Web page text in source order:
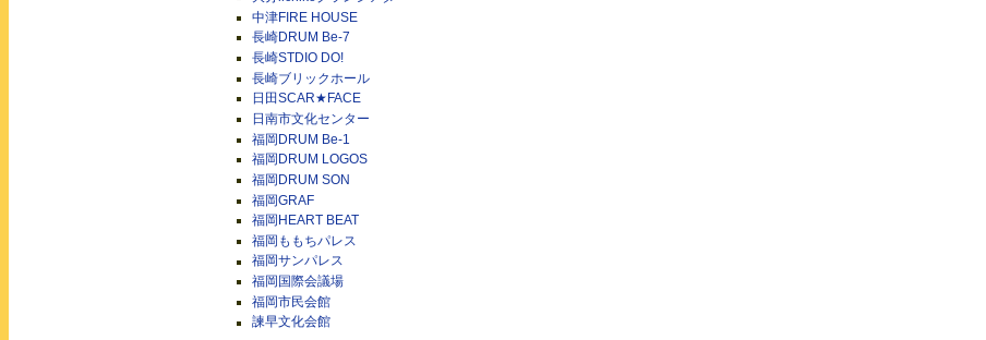
中津FIRE HOUSE
長崎DRUM Be-7
長崎STDIO DO!
長崎ブリックホール
日田SCAR★FACE
日南市文化センター
福岡DRUM Be-1
福岡DRUM LOGOS
福岡DRUM SON
福岡GRAF
福岡HEART BEAT
福岡ももちパレス
福岡サンパレス
福岡国際会議場
福岡市民会館
諫早文化会館